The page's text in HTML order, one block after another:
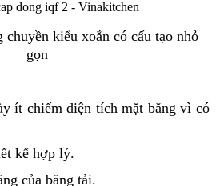
chuyền kiểu xoắn có cấu tạo nhỏ
gọn
ít chiếm diện tích mặt băng vì có
kế hợp lý.
của băng tải.